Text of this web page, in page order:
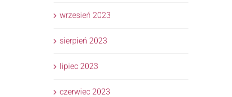
wrzesień 2023
sierpień 2023
lipiec 2023
czerwiec 2023